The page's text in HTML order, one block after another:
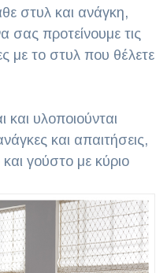
στυλ και ανάγκη,
προτείνουμε τις
με το στυλ που θέλετε
και υλοποιούνται
και απαιτήσεις,
γούστο με κύριο